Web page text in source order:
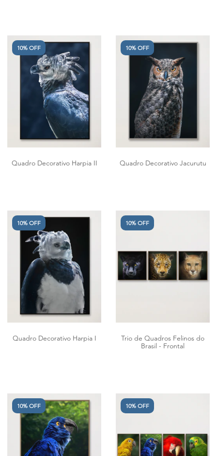
10% OFF
Quadro Decorativo Harpia II
10% OFF
Quadro Decorativo Jacurutu
10% OFF
Quadro Decorativo Harpia I
10% OFF
Trio de Quadros Felinos do
Brasil - Frontal
10% OFF 10% OFF